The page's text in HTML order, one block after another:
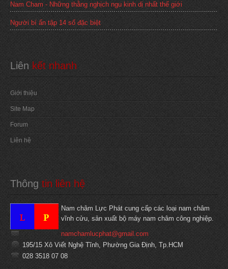
Nam Cham - Những thằng nghịch ngu kinh dị nhất thế giới
Người bí ẩn tập 14 số đặc biệt
Liên kết nhanh
Giới thiệu
Site Map
Forum
Liên hệ
Thông tin liên hệ
Nam châm Lực Phát cung cấp các loại nam châm
vĩnh cửu, sản xuất bộ máy nam châm công nghiệp.
namchamlucphat@gmail.com
195/15 Xô Viết Nghệ Tĩnh, Phường Gia Định, Tp.HCM
028 3518 07 08